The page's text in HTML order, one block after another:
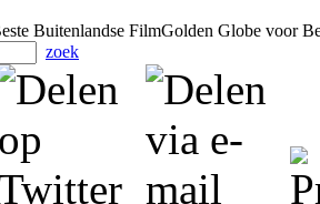
Golden Globe voor
zoek